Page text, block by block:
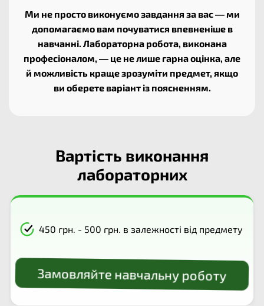
Ми не просто виконуємо завдання за вас — ми
допомагаємо вам почуватися впевненіше в
навчанні. Лабораторна робота, виконана
професіоналом, — це не лише гарна оцінка, але
й можливість краще зрозуміти предмет, якщо
ви оберете варіант із поясненням.
Вартість виконання
лабораторних
450 грн. - 500 грн. в залежності від предмету
Замовляйте навчальну роботу